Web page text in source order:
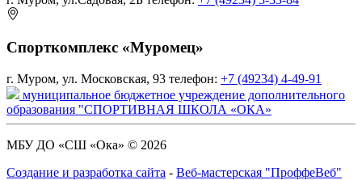
Спорткомплекс «Муромец»
г. Муром, ул. Московская, 93 телефон: +7 (49234) 4-49-91
муниципальное бюджетное учреждение дополнительного
образования "СПОРТИВНАЯ ШКОЛА «ОКА»
МБУ ДО «СШ «Ока» © 2026
Создание и разработка сайта - Веб-мастерская "ПроффеВеб"